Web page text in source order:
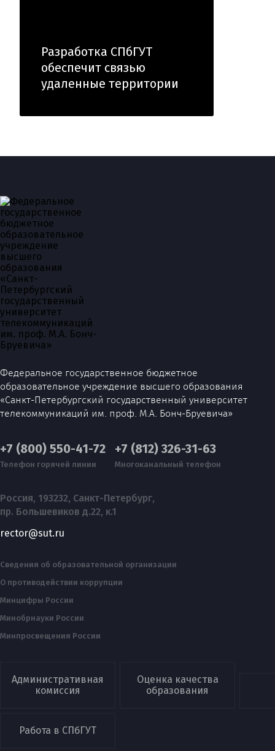
Разработка СПбГУТ
обеспечит связью
удаленные территории
Федеральное государственное бюджетное
образовательное учреждение высшего образования
«Санкт-Петербургский государственный университет
телекоммуникаций им. проф. М.А. Бонч-Бруевича»
+7 (800) 550-41-72
Телефон горячей линии
+7 (812) 326-31-63
Многоканальный телефон
Россия, 193232, Санкт-Петербург,
пр. Большевиков д.22, к.1
rector@sut.ru
Сведения об образовательной организации
О противодействии коррупции
Минцифры России
Минобрнауки России
Минпросвещения России
Административная
комиссия
Оценка качества
образования
Работа в СПбГУТ